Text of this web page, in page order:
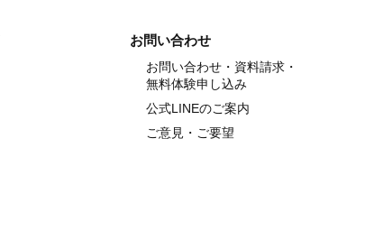
お問い合わせ
お問い合わせ・資料請求・
無料体験申し込み
公式LINEのご案内
ご意見・ご要望